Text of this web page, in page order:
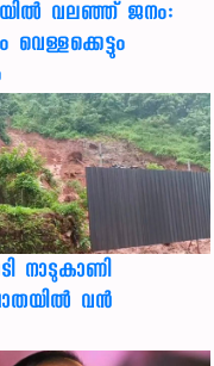
വലഞ്ഞ് ജനം:
വെള്ളക്കെട്ടും
നാടുകാണി
വന്‍